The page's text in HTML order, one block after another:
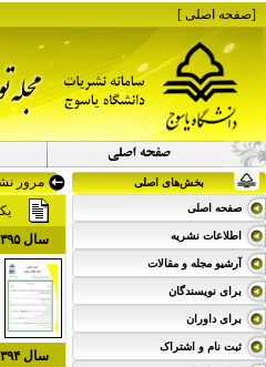
[صفحه اصلی]
بخش‌های اصلی
صفحه اصلی
اطلاعات نشریه
آرشیو مجله و مقالات
برای نویسندگان
برای داوران
ثبت نام و اشتراک
مرور
سال ۱۳۹۵
سال ۱۳۹۴